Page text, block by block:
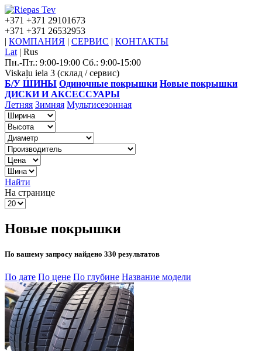
+371 +371 29101673
+371 +371 26532953
| КОМПАНИЯ | СЕРВИС | КОНТАКТЫ
Lat | Rus
Пн.-Пт.: 9:00-19:00 Сб.: 9:00-15:00
Viskaļu iela 3 (склад / сервис)
Б/У ШИНЫ Одиночные покрышки Новые покрышки
ДИСКИ И АКСЕССУАРЫ
Летняя Зимняя Мультисезонная
Найти
На странице
Новые покрышки
По вашему запросу найдено 330 результатов
По дате По цене По глубине Название модели